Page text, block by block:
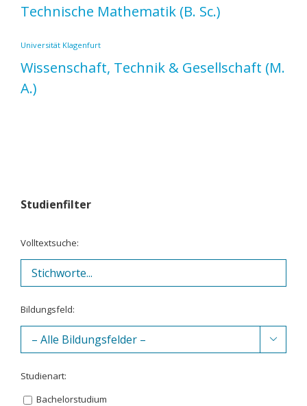
Technische Mathematik (B. Sc.)
Universität Klagenfurt
Wissenschaft, Technik & Gesellschaft (M.
A.)
Studienfilter
Volltextsuche:
Bildungsfeld:

Studienart:
Bachelorstudium